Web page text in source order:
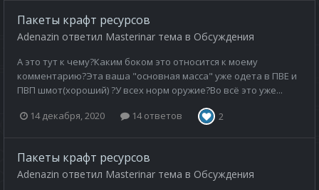
Пакеты крафт ресурсов
Adenazin ответил Masterinar тема в Обсуждения
А это тут к чему?Каким боком это относится к моему
комментарию?Эта ваша "основная масса" уже одета в ПВЕ и
ПВП шмот(хороший) ?У всех норм оружие?Во всё это уже...
14 декабря, 2020 14 ответов 2
Пакеты крафт ресурсов
Adenazin ответил Masterinar тема в Обсуждения